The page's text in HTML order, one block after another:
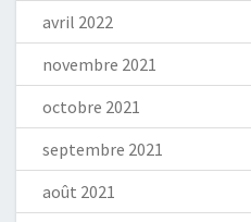
avril 2022
novembre 2021
octobre 2021
septembre 2021
août 2021